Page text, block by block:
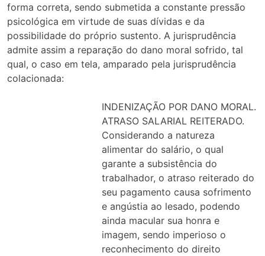
forma correta, sendo submetida a constante pressão
psicológica em virtude de suas dívidas e da
possibilidade do próprio sustento. A jurisprudência
admite assim a reparação do dano moral sofrido, tal
qual, o caso em tela, amparado pela jurisprudência
colacionada:
INDENIZAÇÃO POR DANO MORAL.
ATRASO SALARIAL REITERADO.
Considerando a natureza
alimentar do salário, o qual
garante a subsistência do
trabalhador, o atraso reiterado do
seu pagamento causa sofrimento
e angústia ao lesado, podendo
ainda macular sua honra e
imagem, sendo imperioso o
reconhecimento do direito